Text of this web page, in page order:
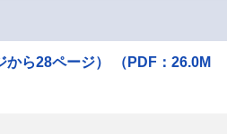
ら28ページ） （PDF：26.0M